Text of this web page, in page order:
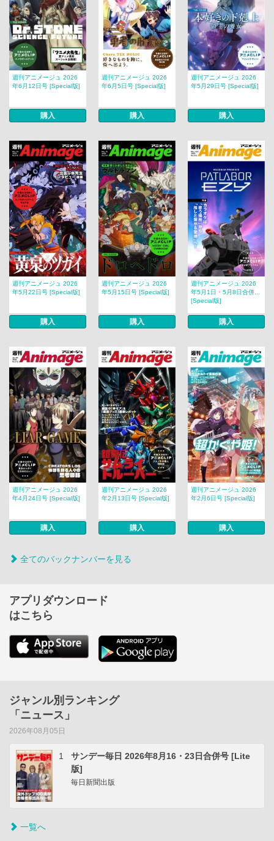
週刊アニメージュ 2026
年6月12日号 [Special版]
購入
週刊アニメージュ 2026
年6月5日号 [Special版]
購入
週刊アニメージュ 2026
年5月29日号 [Special版]
購入
週刊アニメージュ 2026
年5月22日号 [Special版]
購入
週刊アニメージュ 2026
年5月15日号 [Special版]
購入
週刊アニメージュ 2026
年5月1日・5月8日合併...
[Special版]
購入
週刊アニメージュ 2026
年4月24日号 [Special版]
購入
週刊アニメージュ 2026
年2月13日号 [Special版]
購入
週刊アニメージュ 2026
年2月6日号 [Special版]
購入
全てのバックナンバーを見る
アプリダウンロード
はこちら
ジャンル別ランキング
「ニュース」
2026年08月05日
1
サンデー毎日 2026年8月16・23日合併号 [Lite
版]
毎日新聞出版
一覧へ